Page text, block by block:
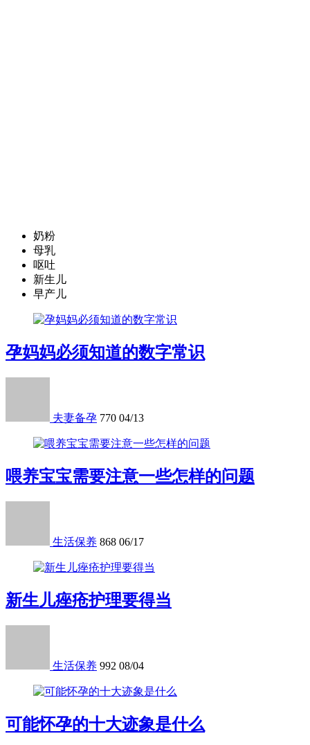
奶粉
母乳
呕吐
新生儿
早产儿
孕妈妈必须知道的数字常识
夫妻备孕 770 04/13
喂养宝宝需要注意一些怎样的问题
生活保养 868 06/17
新生儿痤疮护理要得当
生活保养 992 08/04
可能怀孕的十大迹象是什么